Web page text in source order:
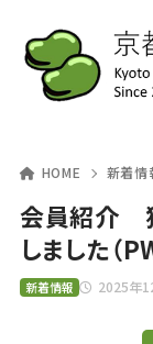
HOME 新着情
会員紹介
しました（
2025年
新着情報